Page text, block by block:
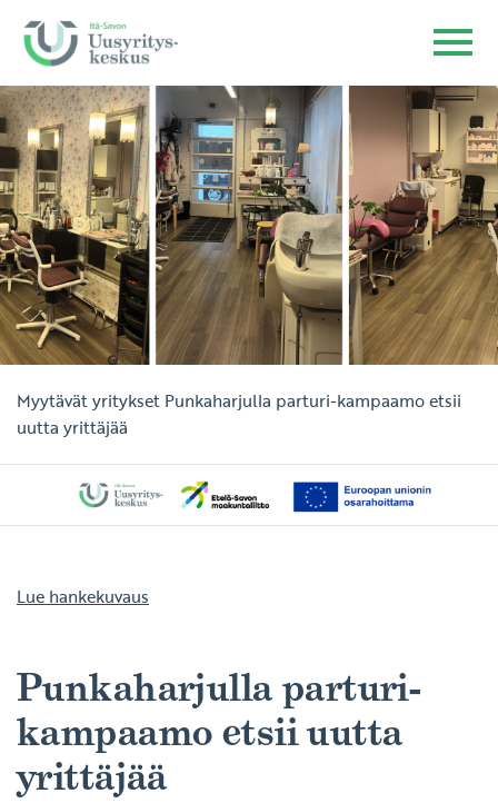
Myytävät yritykset Punkaharjulla parturi-kampaamo etsii
uutta yrittäjää
Lue hankekuvaus
Punkaharjulla parturi-
kampaamo etsii uutta
yrittäjää